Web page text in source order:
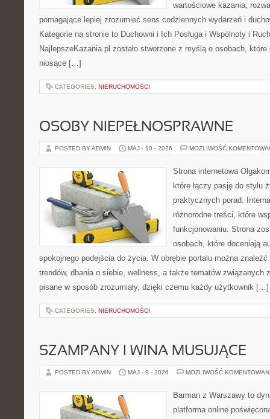
wartościowe kazania,
pomagające lepiej zrozumieć sens codziennych wydarzeń i
Kategorie na stronie to Duchowni i Ich Posługa i Wspólnoty i
NajlepszeKazania.pl zostało stworzone z myślą o osobach,
niosące […]
CATEGORIES: NIERUCHOMOŚCI
OSOBY NIEPEŁNOSPRAWNE
POSTED BY ADMIN MAJ - 10 - 2026 MOŻLIWOŚĆ
Strona internetowa
które łączy pasję do stylu
praktycznych porad.
różnorodne treści, które
funkcjonowaniu. Strona
osobach, które doceniają
spokojnego podejścia do życia. W obrębie portalu można
trendów, dbania o siebie, wellness, a także tematów związanych
pisane w sposób zrozumiały, dzięki czemu każdy użytkownik […]
CATEGORIES: NIERUCHOMOŚCI
SZAMPANY I WINA MUSUJĄCE
POSTED BY ADMIN MAJ - 9 - 2026 MOŻLIWOŚĆ
Barman z Warszawy to
platforma online